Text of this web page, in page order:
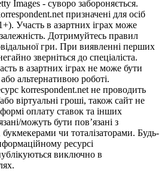
Images - суворо забороняється.
призначені для осіб
Участь в азартних іграх може
Дотримуйтесь правил
гри. При виявленні перших
зверніться до спеціаліста.
в азартних іграх не може бути
альтернативою роботі.
korrespondent.net не проводить
віртуальні гроші, також сайт не
оплату ставок та інших
можуть бути пов’язані з
чи тоталізаторами. Будь-
ресурсі
виключно в